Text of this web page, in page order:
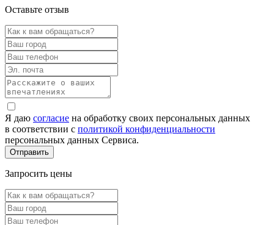
Оставьте отзыв
Я даю согласие на обработку своих персональных данных
в соответствии с политикой конфиденциальности
персональных данных Сервиса.
Запросить цены